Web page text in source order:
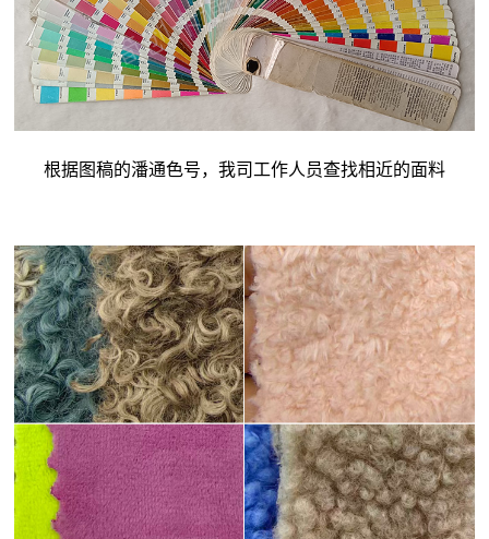
根据图稿的潘通色号，我司工作人员查找相近的面料